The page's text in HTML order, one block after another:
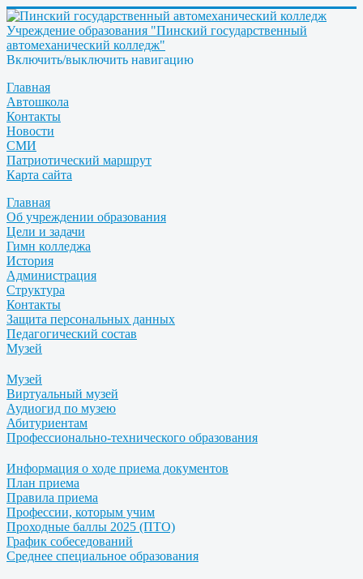
Учреждение образования "Пинский государственный
автомеханический колледж"
Включить/выключить навигацию
Главная
Автошкола
Контакты
Новости
СМИ
Патриотический маршрут
Карта сайта
Главная
Об учреждении образования
Цели и задачи
Гимн колледжа
История
Администрация
Структура
Контакты
Защита персональных данных
Педагогический состав
Музей
Музей
Виртуальный музей
Аудиогид по музею
Абитуриентам
Профессионально-технического образования
Информация о ходе приема документов
План приема
Правила приема
Профессии, которым учим
Проходные баллы 2025 (ПТО)
График собеседований
Среднее специальное образования